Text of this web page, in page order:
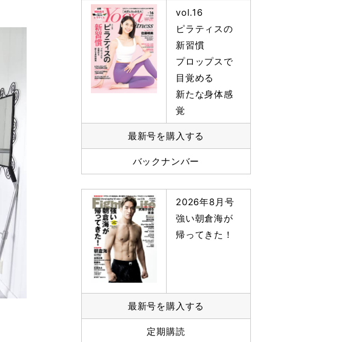
vol.16
ピラティスの
新習慣
プロップスで
目覚める
新たな身体感
覚
最新号を購入する
バックナンバー
2026年8月号
強い朝倉海が
帰ってきた！
最新号を購入する
定期購読